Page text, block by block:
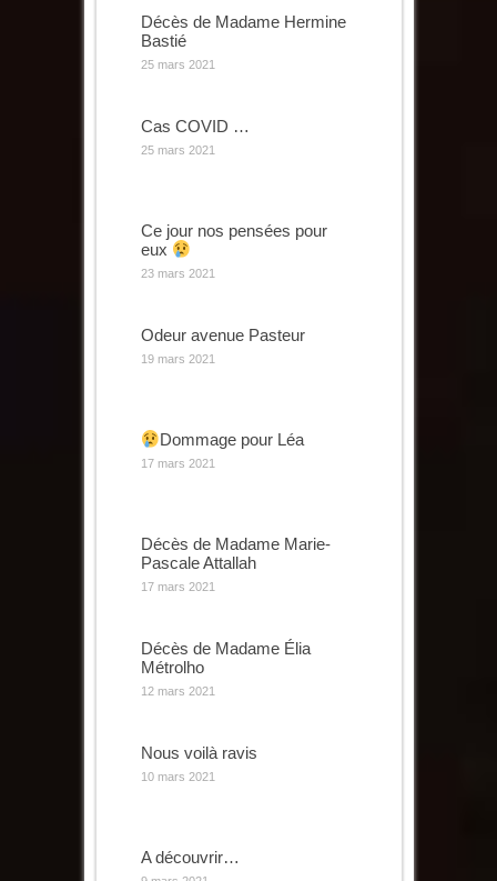
Décès de Madame Hermine
Bastié
25 mars 2021
Cas COVID …
25 mars 2021
Ce jour nos pensées pour
eux
23 mars 2021
Odeur avenue Pasteur
19 mars 2021
Dommage pour Léa
17 mars 2021
Décès de Madame Marie-
Pascale Attallah
17 mars 2021
Décès de Madame Élia
Métrolho
12 mars 2021
Nous voilà ravis
10 mars 2021
A découvrir…